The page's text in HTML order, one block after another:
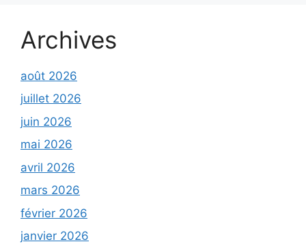
Archives
août 2026
juillet 2026
juin 2026
mai 2026
avril 2026
mars 2026
février 2026
janvier 2026